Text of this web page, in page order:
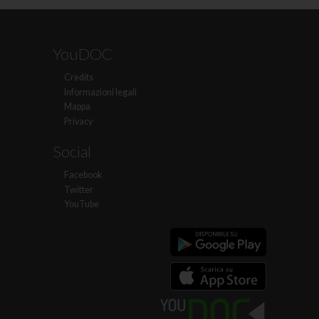
YouDOC
Credits
Informazioni legali
Mappa
Privacy
Social
Facebook
Twitter
YouTube